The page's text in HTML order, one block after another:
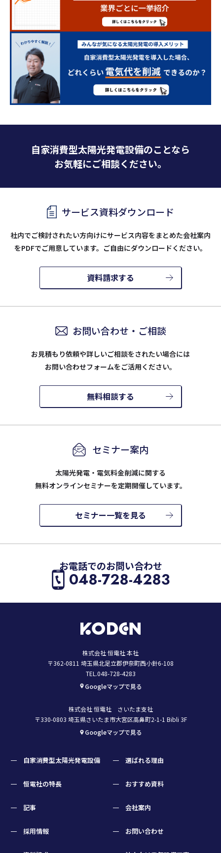
自家消費型太陽光発電設備のことなら
お気軽にご相談ください。
サービス資料ダウンロード
社内でご検討されたい方向けにサービス内容をまとめた会社案内
をPDFでご用意しています。ご自由にダウンロードください。
資料請求する
お問い合わせ・ご相談
お見積もり依頼や詳しいご相談をされたい場合には
お問い合わせフォームをご活用ください。
無料相談する
セミナー案内
太陽光発電・電気料金削減に関する
無料オンラインセミナーを定期開催しています。
セミナー一覧を見る
お電話でのお問い合わせ
048-728-4283
株式会社 恒電社 本社
〒362-0811 埼玉県北足立郡伊奈町西小針6-108
TEL.048-728-4283
Googleマップで見る
株式会社 恒電社 さいたま支社
〒330-0803 埼玉県さいたま市大宮区高鼻町2-1-1 Bibli 3F
Googleマップで見る
自家消費型太陽光発電設備 選ばれる理由
恒電社の特長 おすすめ資料
記事 会社案内
採用情報 お問い合わせ